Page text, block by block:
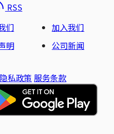
RSS
们
加入我们
明
公司新闻
隐私政策 服务条款